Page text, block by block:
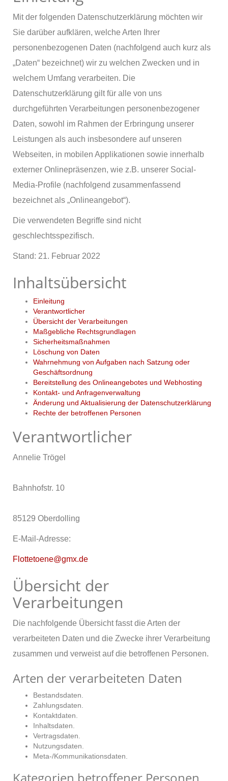
Mit der folgenden Datenschutzerklärung möchten wir
Sie darüber aufklären, welche Arten Ihrer
personenbezogenen Daten (nachfolgend auch kurz als
„Daten“ bezeichnet) wir zu welchen Zwecken und in
welchem Umfang verarbeiten. Die
Datenschutzerklärung gilt für alle von uns
durchgeführten Verarbeitungen personenbezogener
Daten, sowohl im Rahmen der Erbringung unserer
Leistungen als auch insbesondere auf unseren
Webseiten, in mobilen Applikationen sowie innerhalb
externer Onlinepräsenzen, wie z.B. unserer Social-
Media-Profile (nachfolgend zusammenfassend
bezeichnet als „Onlineangebot“).
Die verwendeten Begriffe sind nicht
geschlechtsspezifisch.
Stand: 21. Februar 2022
Inhaltsübersicht
Einleitung
Verantwortlicher
Übersicht der Verarbeitungen
Maßgebliche Rechtsgrundlagen
Sicherheitsmaßnahmen
Löschung von Daten
Wahrnehmung von Aufgaben nach Satzung oder
Geschäftsordnung
Bereitstellung des Onlineangebotes und Webhosting
Kontakt- und Anfragenverwaltung
Änderung und Aktualisierung der Datenschutzerklärung
Rechte der betroffenen Personen
Verantwortlicher
Annelie Trögel
Bahnhofstr. 10
85129 Oberdolling
E-Mail-Adresse:
Flottetoene@gmx.de
Übersicht der
Verarbeitungen
Die nachfolgende Übersicht fasst die Arten der
verarbeiteten Daten und die Zwecke ihrer Verarbeitung
zusammen und verweist auf die betroffenen Personen.
Arten der verarbeiteten Daten
Bestandsdaten.
Zahlungsdaten.
Kontaktdaten.
Inhaltsdaten.
Vertragsdaten.
Nutzungsdaten.
Meta-/Kommunikationsdaten.